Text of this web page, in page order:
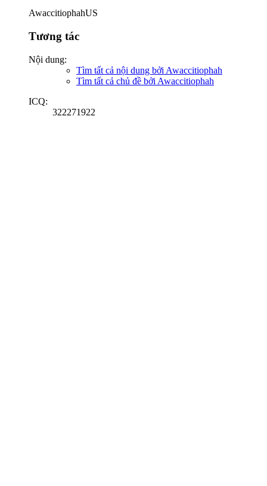
AwaccitiophahUS
Tương tác
Nội dung:
Tìm tất cả nội dung bởi Awaccitiophah
Tìm tất cả chủ đề bởi Awaccitiophah
ICQ:
322271922